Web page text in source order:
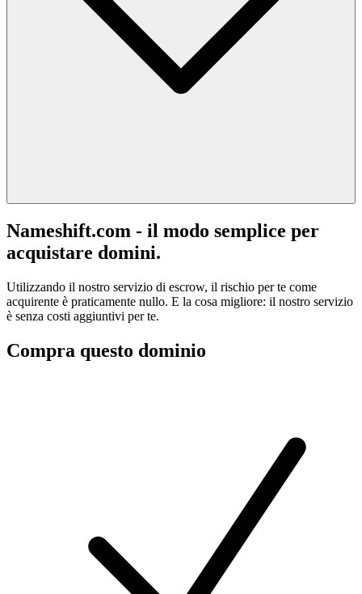
Nameshift.com - il modo semplice per
acquistare domini.
Utilizzando il nostro servizio di escrow, il rischio per te come
acquirente è praticamente nullo. E la cosa migliore: il nostro servizio
è senza costi aggiuntivi per te.
Compra questo dominio